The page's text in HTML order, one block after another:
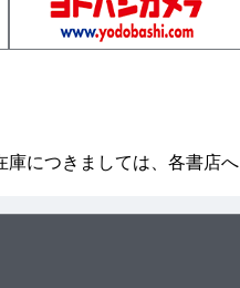
につきましては、各書店へ